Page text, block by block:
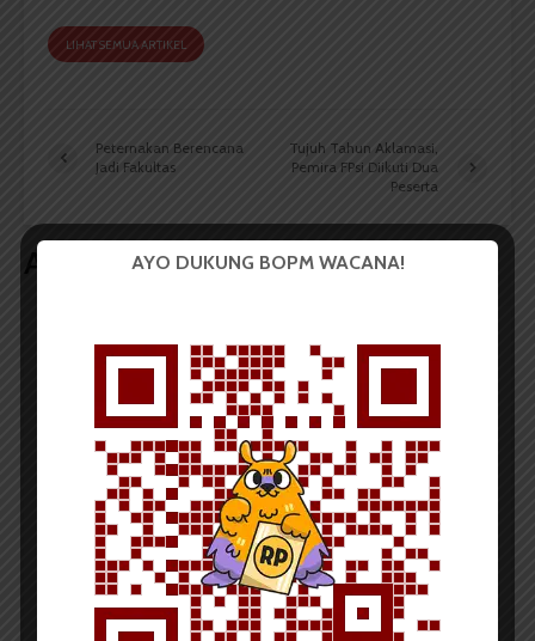
LIHAT SEMUA ARTIKEL
Peternakan Berencana
Jadi Fakultas
Tujuh Tahun Aklamasi,
Pemira FPsi Diikuti Dua
Peserta
Artikel terkait lain
BERITA KAMPUS
Dua Mahasiswa Sastra Indonesia
USU Raih Juara pada Festival
Literasi Sumatera Utara 2026
Dark Mode | Moda Gelap
Oleh: Iyusarah Pakpahan USU, wacana.org – Dua...
Redaksi 2 menit waktu baca
AYO DUKUNG BOPM WACANA!